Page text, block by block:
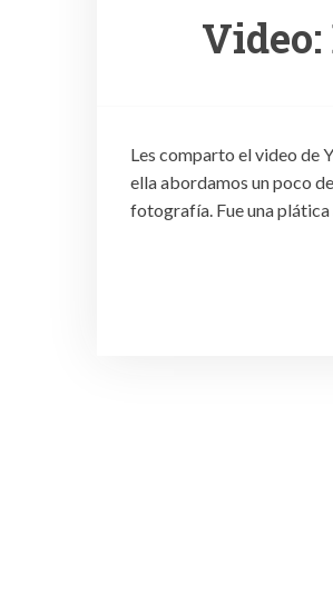
Les comparto el video de
ella abordamos un poco
fotografía. Fue una